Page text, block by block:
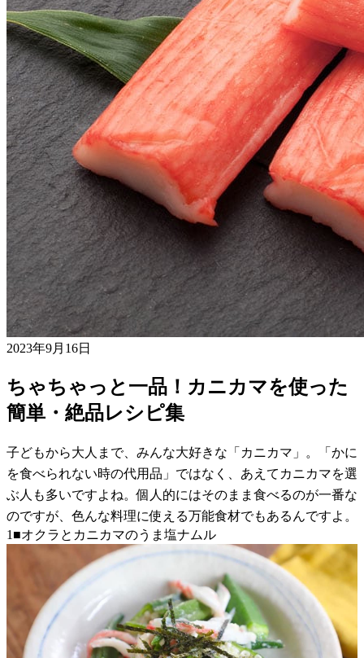
2023年9月16日
ちゃちゃっと一品！カニカマを使った
簡単・絶品レシピ集
子どもから大人まで、みんな大好きな「カニカマ」。「かに
を食べられない時の代用品」ではなく、あえてカニカマを選
ぶ人も多いですよね。個人的にはそのまま食べるのが一番な
のですが、色んな料理に使える万能食材でもあるんですよ。
1■オクラとカニカマのうま塩ナムル